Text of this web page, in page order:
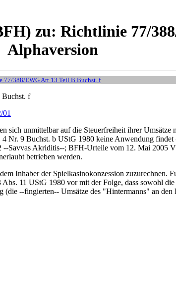
zu: Richtlinie 77/
Alphaversion
77/388/EWG Art 13 Teil B Buchst. f
f
01
sich unmittelbar auf die Steuerfreiheit ihrer
4 Nr. 9 Buchst. b UStG 1980 keine Anwendung
--Savvas Akriditis--; BFH-Urteile vom 12. Mai 2005
betrieben werden.
Inhaber der Spielkasinokonzession
11 UStG 1980 vor mit der Folge, dass sowohl
(die --fingierten-- Umsätze des "Hintermanns" an